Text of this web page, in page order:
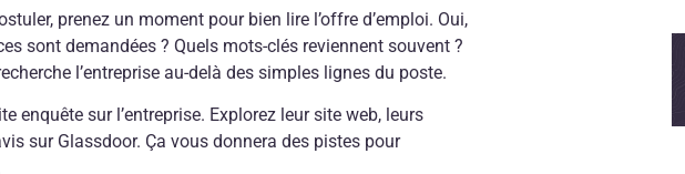
prenez un moment pour bien lire l’offre d’emploi. Oui,
sont demandées ? Quels mots-clés reviennent souvent ?
l’entreprise au-delà des simples lignes du poste.
enquête sur l’entreprise. Explorez leur site web, leurs
sur Glassdoor. Ça vous donnera des pistes pour